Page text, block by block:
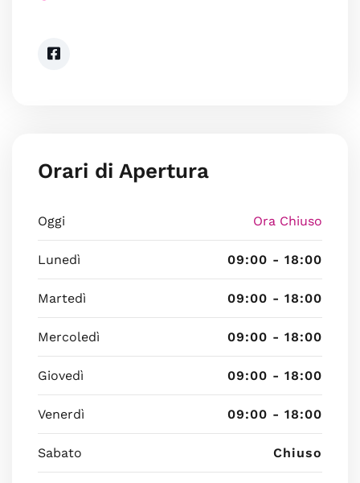
Orari di Apertura
Oggi Ora Chiuso
Lunedì 09:00 - 18:00
Martedì 09:00 - 18:00
Mercoledì 09:00 - 18:00
Giovedì 09:00 - 18:00
Venerdì 09:00 - 18:00
Sabato Chiuso